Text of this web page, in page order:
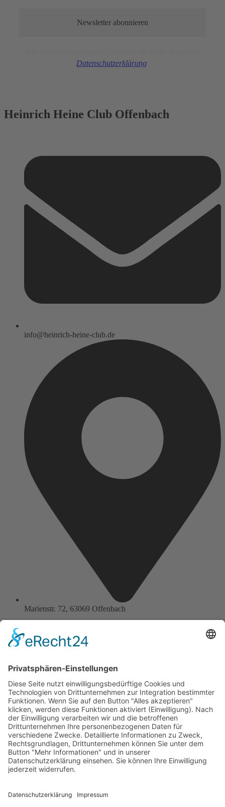
Datenschutzerklärung
Heinrich Heine Club Offenbach
info@heinrich-heine-club.de
Marienstr. 72, 63069 Offenbach
Übersicht
Startseite
Ticketreservierung
Nachbetrachtung
Kontakt
Mitmachen
Spenden
Gesetzliches
Impressum
Datenschutz
gefördert von: